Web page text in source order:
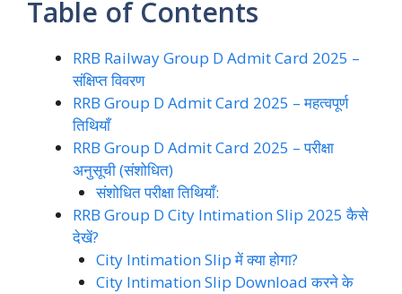
Table of Contents
RRB Railway Group D Admit Card 2025 –
संक्षिप्त विवरण
RRB Group D Admit Card 2025 – महत्वपूर्ण
तिथियाँ
RRB Group D Admit Card 2025 – परीक्षा
अनुसूची (संशोधित)
संशोधित परीक्षा तिथियाँ:
RRB Group D City Intimation Slip 2025 कैसे
देखें?
City Intimation Slip में क्या होगा?
City Intimation Slip Download करने के